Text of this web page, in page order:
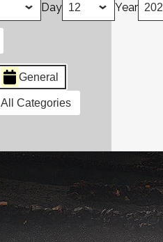
Day Year
General
All Categories